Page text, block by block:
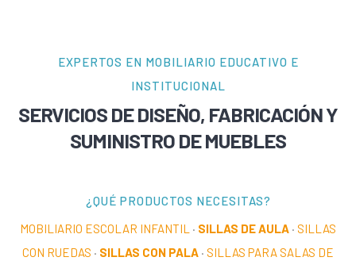
EXPERTOS EN MOBILIARIO EDUCATIVO E
INSTITUCIONAL
SERVICIOS DE DISEÑO, FABRICACIÓN Y
SUMINISTRO DE MUEBLES
¿QUÉ PRODUCTOS NECESITAS?
MOBILIARIO ESCOLAR INFANTIL · SILLAS DE AULA · SILLAS
CON RUEDAS · SILLAS CON PALA · SILLAS PARA SALAS DE